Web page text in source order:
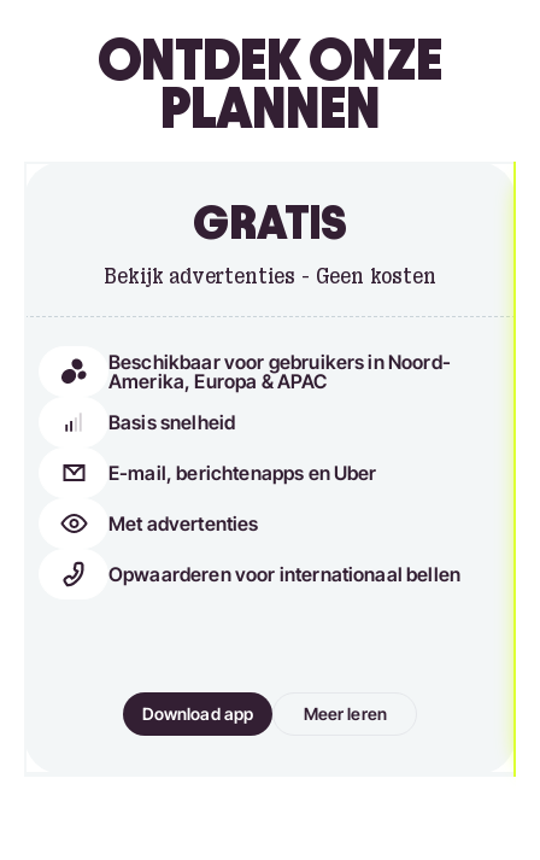
ONTDEK ONZE
PLANNEN
GRATIS
Bekijk advertenties - Geen kosten
Beschikbaar voor gebruikers in Noord-
Amerika, Europa & APAC
Basis snelheid
E-mail, berichtenapps en Uber
Met advertenties
Opwaarderen voor internationaal bellen
Download app Meer leren